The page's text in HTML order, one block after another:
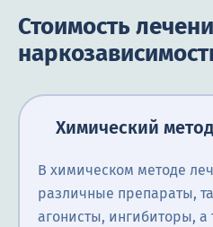
Стоимость
Химический
В химическом методе
различные препараты,
агонисты, ингибиторы, а